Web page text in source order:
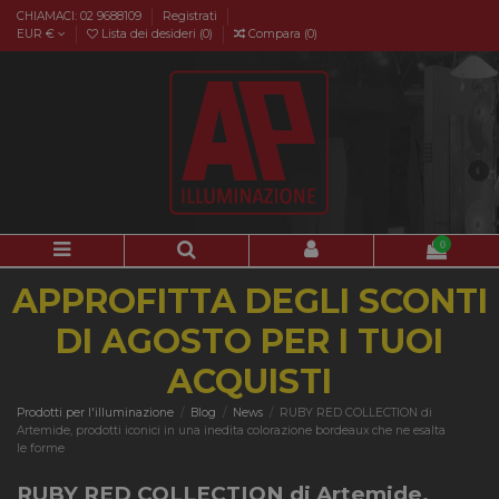
CHIAMACI: 02 9688109
Registrati
EUR €
Lista dei desideri (0) Compara (0)
0
APPROFITTA DEGLI SCONTI
DI AGOSTO PER I TUOI
ACQUISTI
Prodotti per l'illuminazione Blog News
RUBY RED COLLECTION di
Artemide, prodotti iconici in una inedita colorazione bordeaux che ne esalta
le forme
RUBY RED COLLECTION di Artemide,